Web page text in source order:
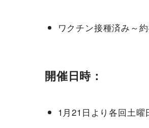
ワクチン接種済み～
開催日時：
1月21日より各回土曜